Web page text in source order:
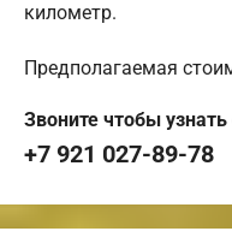
километр.
Предполагаемая
Звоните чтобы
+7 921 027-89-78